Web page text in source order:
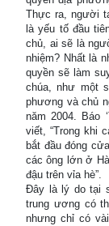
Thực ra, người
là yếu tố đầu
chủ, ai sẽ là
nhiệm? Nhất là
quyền sẽ làm
chúa, như một
phương và chủ
năm 2004. Báo
viết, “Trong khi
bắt đầu đóng
các ông lớn ở
đậu trên vỉa hè”.
Đây là lý do tại
trung ương có
nhưng chỉ có